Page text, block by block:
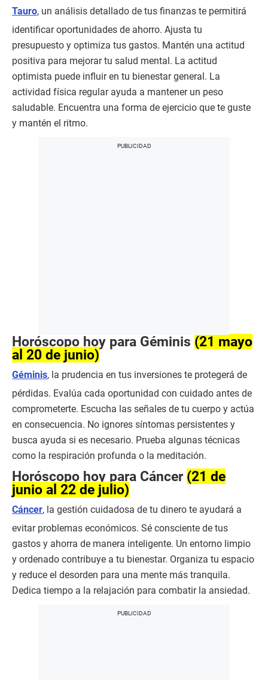
Tauro, un análisis detallado de tus finanzas te permitirá
identificar oportunidades de ahorro. Ajusta tu
presupuesto y optimiza tus gastos. Mantén una actitud
positiva para mejorar tu salud mental. La actitud
optimista puede influir en tu bienestar general. La
actividad física regular ayuda a mantener un peso
saludable. Encuentra una forma de ejercicio que te guste
y mantén el ritmo.
Horóscopo hoy para Géminis (21 mayo
al 20 de junio)
Géminis, la prudencia en tus inversiones te protegerá de
pérdidas. Evalúa cada oportunidad con cuidado antes de
comprometerte. Escucha las señales de tu cuerpo y actúa
en consecuencia. No ignores síntomas persistentes y
busca ayuda si es necesario. Prueba algunas técnicas
como la respiración profunda o la meditación.
Horóscopo hoy para Cáncer (21 de
junio al 22 de julio)
Cáncer, la gestión cuidadosa de tu dinero te ayudará a
evitar problemas económicos. Sé consciente de tus
gastos y ahorra de manera inteligente. Un entorno limpio
y ordenado contribuye a tu bienestar. Organiza tu espacio
y reduce el desorden para una mente más tranquila.
Dedica tiempo a la relajación para combatir la ansiedad.